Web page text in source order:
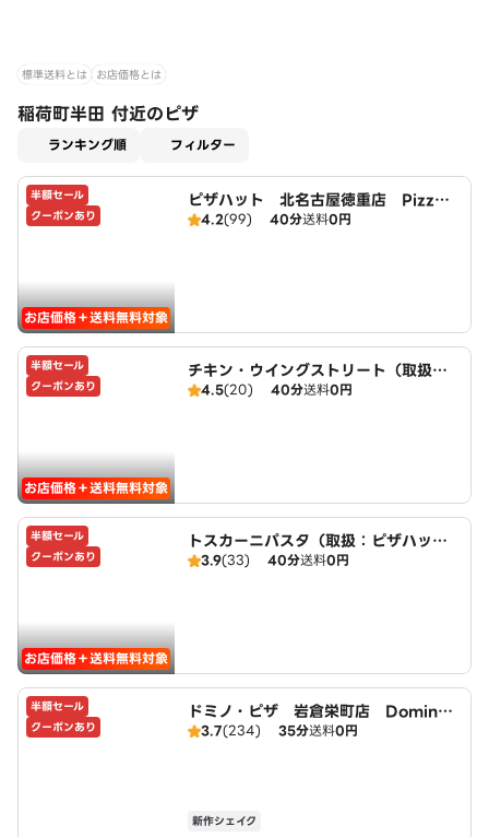
標準送料とは お店価格とは
稲荷町半田 付近のピザ
ランキング順 フィルター
半額セール
クーポンあり
お店価格＋送料無料対象
ピザハット 北名古屋徳重店 PizzaH
ut4.2(99) 40分送料0円
半額セール
クーポンあり
お店価格＋送料無料対象
チキン・ウイングストリート（取扱：
ピザハット北名古屋徳重店）
4.5(20) 40分送料0円
半額セール
クーポンあり
お店価格＋送料無料対象
トスカーニパスタ（取扱：ピザハット
北名古屋徳重店）
3.9(33) 40分送料0円
半額セール
クーポンあり
ドミノ・ピザ 岩倉栄町店 Domin
o's3.7(234) 35分送料0円
新作シェイク